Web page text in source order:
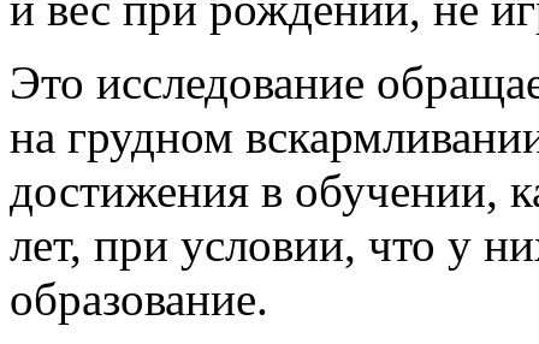
Это исследование
на грудном
достижения в обучении,
лет, при условии, что у
образование.